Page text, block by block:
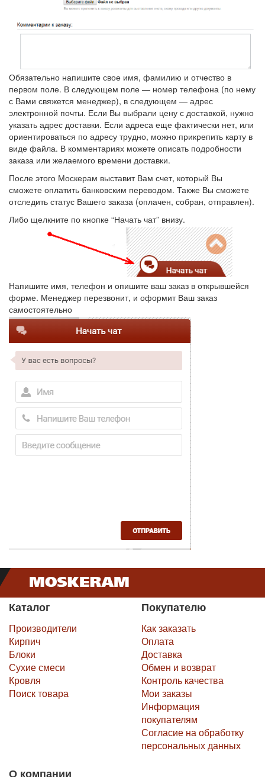
Обязательно напишите свое имя, фамилию и отчество в
первом поле. В следующем поле — номер телефона (по нему
с Вами свяжется менеджер), в следующем — адрес
электронной почты. Если Вы выбрали цену с доставкой, нужно
указать адрес доставки. Если адреса еще фактически нет, или
ориентироваться по адресу трудно, можно прикрепить карту в
виде файла. В комментариях можете описать подробности
заказа или желаемого времени доставки.
После этого Москерам выставит Вам счет, который Вы
сможете оплатить банковским переводом. Также Вы сможете
отследить статус Вашего заказа (оплачен, собран, отправлен).
Либо щелкните по кнопке “Начать чат” внизу.
Напишите имя, телефон и опишите ваш заказ в открывшейся
форме. Менеджер перезвонит, и оформит Ваш заказ
самостоятельно
Каталог
Производители
Кирпич
Блоки
Сухие смеси
Кровля
Поиск товара
Покупателю
Как заказать
Оплата
Доставка
Обмен и возврат
Контроль качества
Мои заказы
Информация
покупателям
Согласие на обработку
персональных данных
О компании